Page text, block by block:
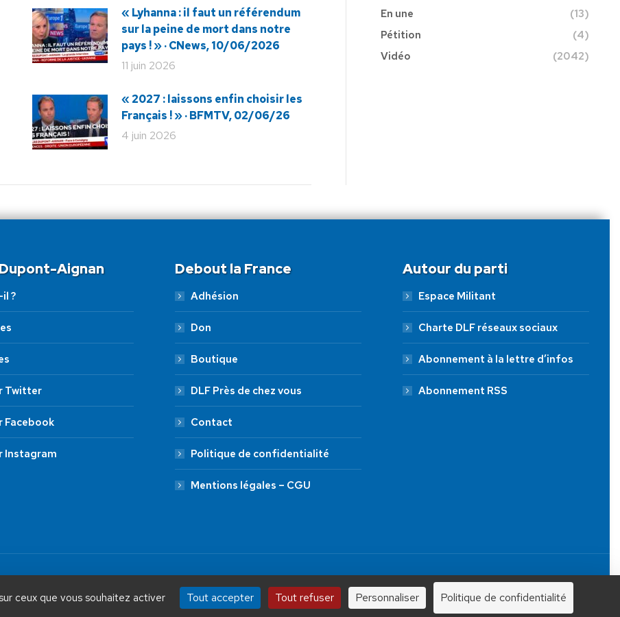
« Lyhanna : il faut un référendum
sur la peine de mort dans notre
pays ! » · CNews, 10/06/2026
11 juin 2026
« 2027 : laissons enfin choisir les
Français ! » · BFMTV, 02/06/26
4 juin 2026
En une
(13)
Pétition
(4)
Vidéo
(2042)
Aignan
?
Twitter
Facebook
Instagram
Debout la France
Adhésion
Don
Boutique
DLF Près de chez vous
Contact
Politique de confidentialité
Mentions légales – CGU
Autour du parti
Espace Militant
Charte DLF réseaux sociaux
Abonnement à la lettre d’infos
Abonnement RSS
Tous droits réservés.
JE FAIS UN DON À DLF
ADHÉSION 20 € 50 € 100 € 250 €
ceux que vous souhaitez activer Tout accepter Tout refuser Personnaliser Politique de confidentialité